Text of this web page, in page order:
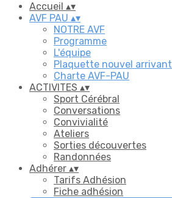
Accueil ▴▾
AVF PAU ▴▾
NOTRE AVF
Programme
L'équipe
Plaquette nouvel arrivant
Charte AVF-PAU
ACTIVITES ▴▾
Sport Cérébral
Conversations
Convivialité
Ateliers
Sorties découvertes
Randonnées
Adhérer ▴▾
Tarifs Adhésion
Fiche adhésion